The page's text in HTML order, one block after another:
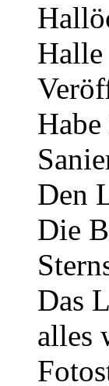
Halle
Den
Die
Das
alles